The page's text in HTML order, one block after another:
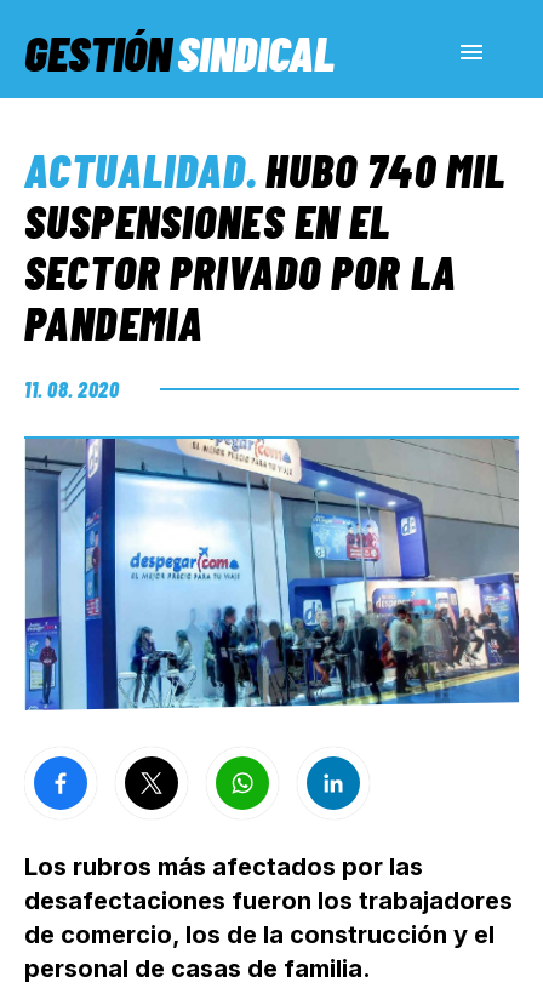
GESTIÓNSINDICAL
SERVICIOS SOCIALES
INFORMES ESPECIALES
FUERA DE MEGÁFONO
EL LADO «G»
ACTUALIDAD.HUBO 740 MIL
SUSPENSIONES EN EL
SECTOR PRIVADO POR LA
PANDEMIA
11. 08. 2020
Los rubros más afectados por las
desafectaciones fueron los trabajadores
de comercio, los de la construcción y el
personal de casas de familia.